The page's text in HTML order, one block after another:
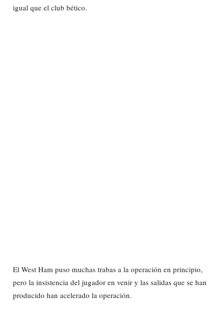
igual que el club bético.
El West Ham puso muchas trabas a la operación en principio,
pero la insistencia del jugador en venir y las salidas que se han
producido han acelerado la operación.